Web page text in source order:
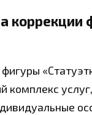
коррекции
комплекс услуг,